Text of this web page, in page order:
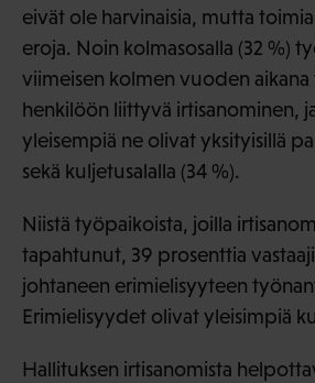
eivät ole harvinaisia, mutta
eroja. Noin kolmasosalla (32 %)
viimeisen kolmen vuoden
henkilöön liittyvä irtisanominen,
yleisempiä ne olivat yksityisillä
sekä kuljetusalalla (34 %).
Niistä työpaikoista, joilla
tapahtunut, 39 prosenttia
johtaneen erimielisyyteen
Erimielisyydet olivat yleisimpiä
Hallituksen irtisanomista